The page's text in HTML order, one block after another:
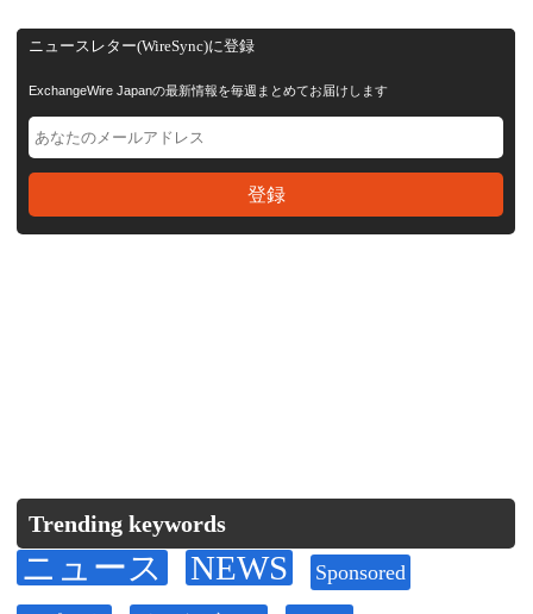
ニュースレター(WireSync)に登録
ExchangeWire Japanの最新情報を毎週まとめてお届けします
Trending keywords
ニュース NEWS Sponsored